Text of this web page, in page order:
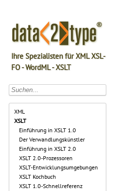
Ihre Spezialisten für XML XSL-
FO - WordML - XSLT
XML
XSLT
Einführung in XSLT 1.0
Der Verwandlungskünstler
Einführung in XSLT 2.0
XSLT 2.0-Prozessoren
XSLT-Entwicklungsumgebungen
XSLT Kochbuch
XSLT 1.0-Schnellreferenz